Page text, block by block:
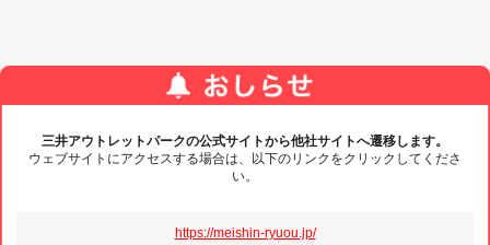
三井アウトレットパークの公式サイトから他社サイトへ遷移します。
ウェブサイトにアクセスする場合は、以下のリンクをクリックしてくださ
い。
https://meishin-ryuou.jp/